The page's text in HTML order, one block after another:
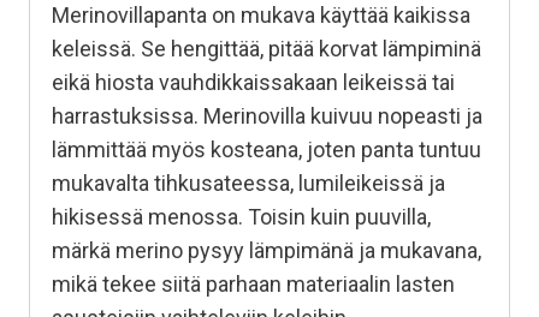
Merinovillapanta on mukava käyttää kaikissa
keleissä. Se hengittää, pitää korvat lämpiminä
eikä hiosta vauhdikkaissakaan leikeissä tai
harrastuksissa. Merinovilla kuivuu nopeasti ja
lämmittää myös kosteana, joten panta tuntuu
mukavalta tihkusateessa, lumileikeissä ja
hikisessä menossa. Toisin kuin puuvilla,
märkä merino pysyy lämpimänä ja mukavana,
mikä tekee siitä parhaan materiaalin lasten